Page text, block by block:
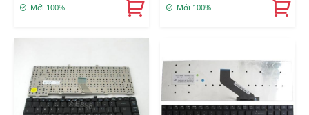
Mới 100% Mới 100%